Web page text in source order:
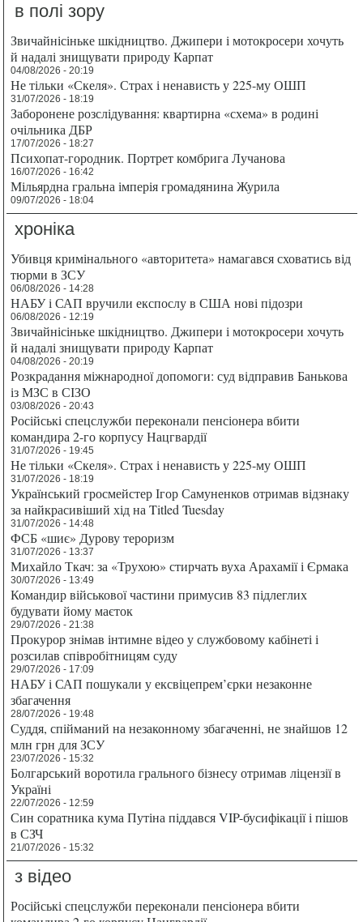
в полі зору
Звичайнісіньке шкідництво. Джипери і мотокросери хочуть
й надалі знищувати природу Карпат
04/08/2026 - 20:19
Не тільки «Скеля». Страх і ненависть у 225-му ОШП
31/07/2026 - 18:19
Заборонене розслідування: квартирна «схема» в родині
очільника ДБР
17/07/2026 - 18:27
Психопат-городник. Портрет комбрига Лучанова
16/07/2026 - 16:42
Мільярдна гральна імперія громадянина Журила
09/07/2026 - 18:04
хроніка
Убивця кримінального «авторитета» намагався сховатись від
тюрми в ЗСУ
06/08/2026 - 14:28
НАБУ і САП вручили експослу в США нові підозри
06/08/2026 - 12:19
Звичайнісіньке шкідництво. Джипери і мотокросери хочуть
й надалі знищувати природу Карпат
04/08/2026 - 20:19
Розкрадання міжнародної допомоги: суд відправив Банькова
із МЗС в СІЗО
03/08/2026 - 20:43
Російські спецслужби переконали пенсіонера вбити
командира 2-го корпусу Нацгвардії
31/07/2026 - 19:45
Не тільки «Скеля». Страх і ненависть у 225-му ОШП
31/07/2026 - 18:19
Український гросмейстер Ігор Самуненков отримав відзнаку
за найкрасивіший хід на Titled Tuesday
31/07/2026 - 14:48
ФСБ «шиє» Дурову тероризм
31/07/2026 - 13:37
Михайло Ткач: за «Трухою» стирчать вуха Арахамії і Єрмака
30/07/2026 - 13:49
Командир військової частини примусив 83 підлеглих
будувати йому маєток
29/07/2026 - 21:38
Прокурор знімав інтимне відео у службовому кабінеті і
розсилав співробітницям суду
29/07/2026 - 17:09
НАБУ і САП пошукали у ексвіцепрем’єрки незаконне
збагачення
28/07/2026 - 19:48
Суддя, спійманий на незаконному збагаченні, не знайшов 12
млн грн для ЗСУ
23/07/2026 - 15:32
Болгарський воротила грального бізнесу отримав ліцензії в
Україні
22/07/2026 - 12:59
Син соратника кума Путіна піддався VIP-бусифікації і пішов
в СЗЧ
21/07/2026 - 15:32
з відео
Російські спецслужби переконали пенсіонера вбити